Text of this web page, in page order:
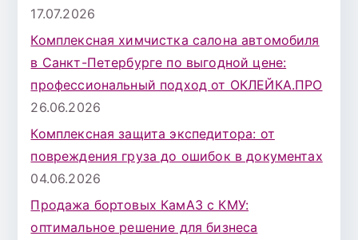
17.07.2026
Комплексная химчистка салона автомобиля
в Санкт-Петербурге по выгодной цене:
профессиональный подход от ОКЛЕЙКА.ПРО
26.06.2026
Комплексная защита экспедитора: от
повреждения груза до ошибок в документах
04.06.2026
Продажа бортовых КамАЗ с КМУ:
оптимальное решение для бизнеса